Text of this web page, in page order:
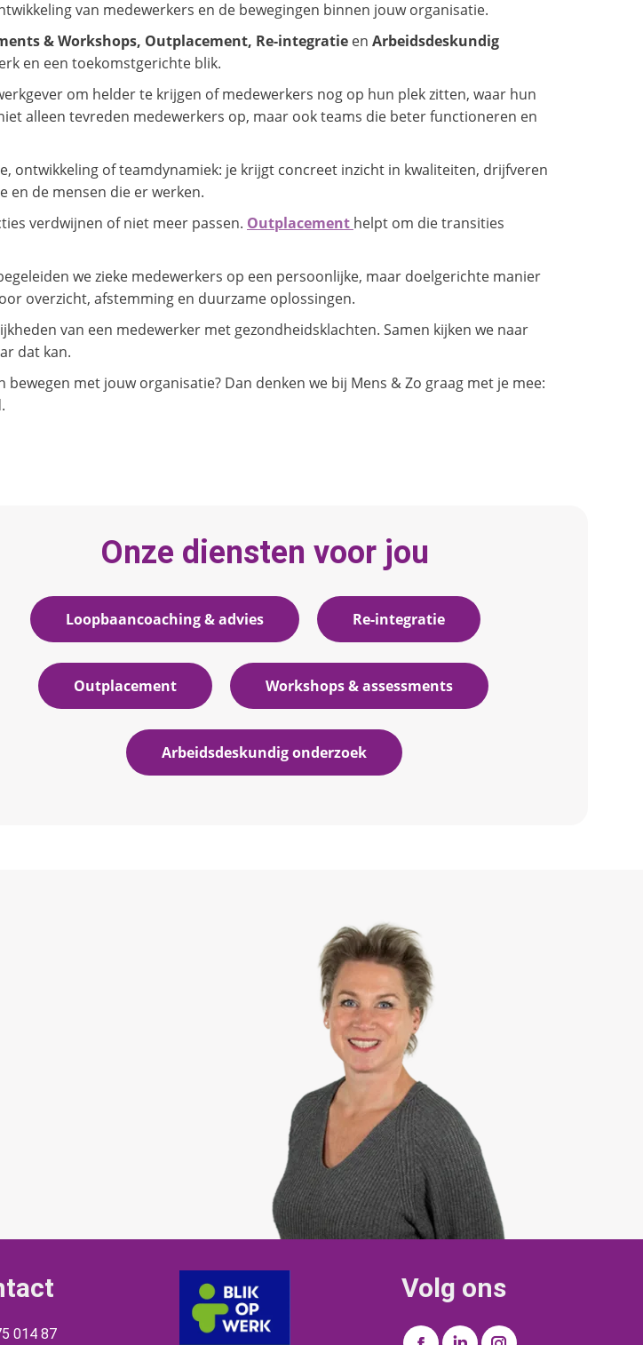
van medewerkers en de bewegingen binnen jouw organisatie.
& Workshops, Outplacement, Re-integratie en Arbeidsdeskundig
en een toekomstgerichte blik.
om helder te krijgen of medewerkers nog op hun plek zitten, waar hun
alleen tevreden medewerkers op, maar ook teams die beter functioneren en
ontwikkeling of teamdynamiek: je krijgt concreet inzicht in kwaliteiten, drijfveren
en de mensen die er werken.
verdwijnen of niet meer passen. Outplacement helpt om die transities
we zieke medewerkers op een persoonlijke, maar doelgerichte manier
overzicht, afstemming en duurzame oplossingen.
van een medewerker met gezondheidsklachten. Samen kijken we naar
dat kan.
met jouw organisatie? Dan denken we bij Mens & Zo graag met je mee:
Onze diensten voor jou
Loopbaancoaching & advies Re-integratie
Outplacement Workshops & assessments
Arbeidsdeskundig onderzoek
014 87
Volg ons
Vind ons op: